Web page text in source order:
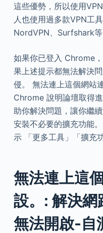
這些優勢，所以使用
人也使用過多款VPN工
NordVPN、Surfshark等
如果你已登入 Chrome
果上述提示都無法解決
侵。 無法連上這個網站
Chrome 說明論壇取得
助你解決問題，讓你繼
安裝不必要的擴充功能
示 「更多工具」「擴充
無法連上這
設。: 解決網
無法開啟-自